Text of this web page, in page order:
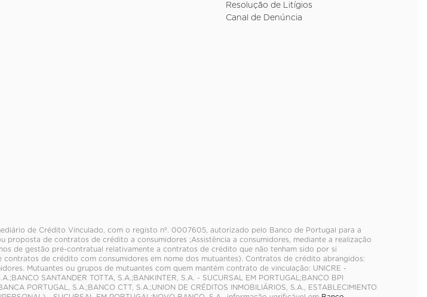
Resolução de Litígios
Canal de Denúncia
de Crédito Vinculado, com o registo nº. 0007605, autorizado pelo Banco de Portugal para a
proposta de contratos de crédito a consumidores ;Assistência a consumidores, mediante a realização
de gestão pré-contratual relativamente a contratos de crédito que não tenham sido por si
contratos de crédito com consumidores em nome dos mutuantes). Contratos de crédito abrangidos:
Mutuantes ou grupos de mutuantes com quem mantém contrato de vinculação: UNICRE -
SANTANDER TOTTA, S.A.;BANKINTER, S.A. - SUCURSAL EM PORTUGAL;BANCO BPI
PORTUGAL, S.A.;BANCO CTT, S.A.;UNION DE CRÉDITOS INMOBILIÁRIOS, S.A., ESTABLECIMIENTO